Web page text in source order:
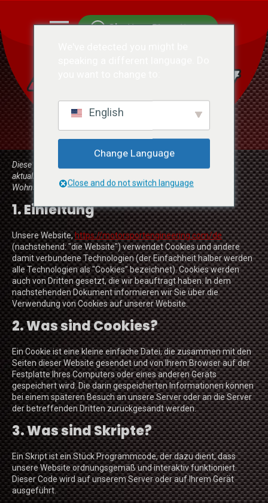
Chatten Sie mit uns
Diese Cookie-Richtlinie wurde zuletzt am 11. Oktober 2023
aktualisiert und gilt für Bürger und Personen mit ständigem
Wohnsitz in Brasilien.
1. Einleitung
Unsere Website,https://motorsportengineering.com/de
(nachstehend: "die Website") verwendet Cookies und andere
damit verbundene Technologien (der Einfachheit halber werden
alle Technologien als "Cookies" bezeichnet). Cookies werden
auch von Dritten gesetzt, die wir beauftragt haben. In dem
nachstehenden Dokument informieren wir Sie über die
Verwendung von Cookies auf unserer Website.
2. Was sind Cookies?
Ein Cookie ist eine kleine einfache Datei, die zusammen mit den
Seiten dieser Website gesendet und von Ihrem Browser auf der
Festplatte Ihres Computers oder eines anderen Geräts
gespeichert wird. Die darin gespeicherten Informationen können
bei einem späteren Besuch an unsere Server oder an die Server
der betreffenden Dritten zurückgesandt werden.
3. Was sind Skripte?
Ein Skript ist ein Stück Programmcode, der dazu dient, dass
unsere Website ordnungsgemäß und interaktiv funktioniert.
Dieser Code wird auf unserem Server oder auf Ihrem Gerät
ausgeführt.
English
Change Language
Close and do not switch language